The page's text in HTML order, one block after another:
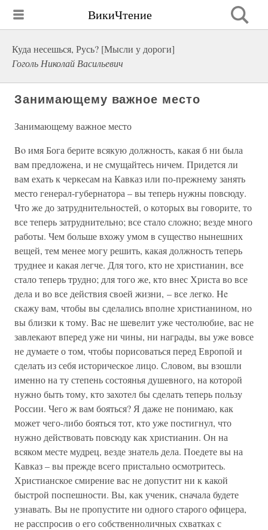
ВикиЧтение
Куда несешься, Русь? [Мысли у дороги]
Гоголь Николай Васильевич
Занимающему важное место
Занимающему важное место
Bo имя Бога берите всякую должность, какая б ни была
вам предложена, и не смущайтесь ничем. Придется ли
вам ехать к черкесам на Кавказ или по-прежнему занять
место генерал-губернатора – вы теперь нужны повсюду.
Что же до затруднительностей, о которых вы говорите, то
все теперь затруднительно; все стало сложно; везде много
работы. Чем больше вхожу умом в существо нынешних
вещей, тем менее могу решить, какая должность теперь
труднее и какая легче. Для того, кто не христианин, все
стало теперь трудно; для того же, кто внес Христа во все
дела и во все действия своей жизни, – все легко. He
скажу вам, чтобы вы сделались вполне христианином, но
вы близки к тому. Bac не шевелит уже честолюбие, вас не
завлекают вперед уже ни чины, ни награды, вы уже вовсе
не думаете о том, чтобы порисоваться перед Европой и
сделать из себя историческое лицо. Словом, вы взошли
именно на ту степень состоянья душевного, на которой
нужно быть тому, кто захотел бы сделать теперь пользу
России. Чего ж вам бояться? Я даже не понимаю, как
может чего-либо бояться тот, кто уже постигнул, что
нужно действовать повсюду как христианин. Он на
всяком месте мудрец, везде знатель дела. Поедете вы на
Кавказ – вы прежде всего пристально осмотритесь.
Христианское смирение вас не допустит ни к какой
быстрой поспешности. Вы, как ученик, сначала будете
узнавать. Вы не пропустите ни одного старого офицера,
не расспросив о его собственноличных схватках с